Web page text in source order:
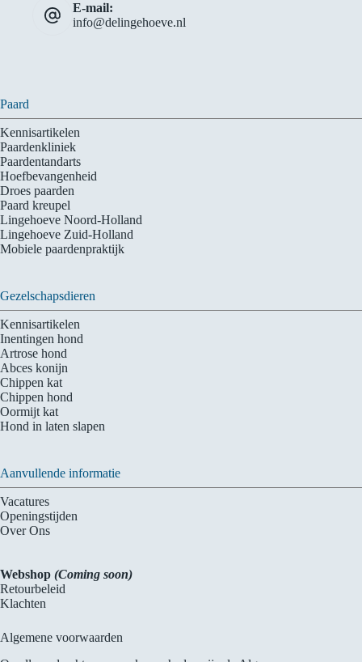
E-mail:
info@delingehoeve.nl
Paard
Kennisartikelen
Paardenkliniek
Paardentandarts
Hoefbevangenheid
Droes paarden
Paard kreupel
Lingehoeve Noord-Holland
Lingehoeve Zuid-Holland
Mobiele paardenpraktijk
Gezelschapsdieren
Kennisartikelen
Inentingen hond
Artrose hond
Abces konijn
Chippen kat
Chippen hond
Oormijt kat
Hond in laten slapen
Aanvullende informatie
Vacatures
Openingstijden
Over Ons
Webshop (Coming soon)
Retourbeleid
Klachten
Algemene voorwaarden